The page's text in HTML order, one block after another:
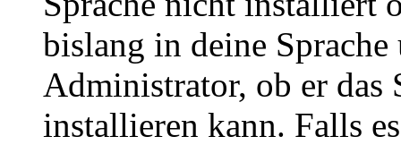
bislang in deine
Administrator, ob er das
installieren kann. Falls